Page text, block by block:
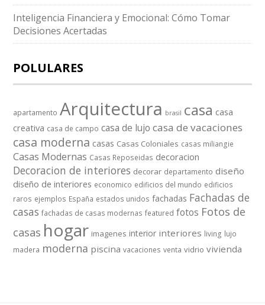
Inteligencia Financiera y Emocional: Cómo Tomar
Decisiones Acertadas
POLULARES
apartamento Arquitectura brasil casa casa
creativa casa de campo casa de lujo casa de vacaciones
casa moderna casas Casas Coloniales casas miliangie
Casas Modernas Casas Reposeidas decoracion
Decoracion de interiores decorar departamento diseño
diseño de interiores economico edificios del mundo edificios
raros ejemplos España estados unidos fachadas Fachadas de
casas fachadas de casas modernas featured fotos Fotos de
casas hogar imagenes interior interiores living lujo
madera moderna piscina vacaciones venta vidrio vivienda